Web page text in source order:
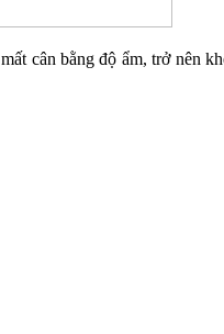
cân bằng độ ẩm, trở nên